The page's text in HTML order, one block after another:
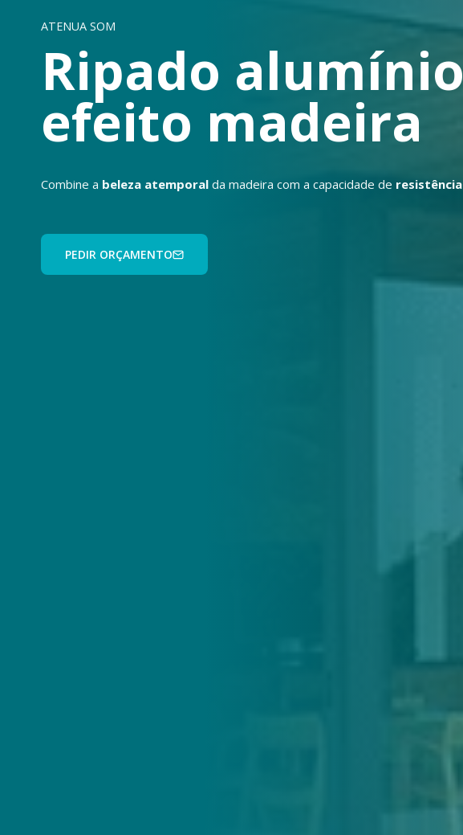
ATENUA SOM
Ripado alumínio
efeito madeira
Combine a beleza atemporal da madeira com a capacidade de resistência
PEDIR ORÇAMENTO